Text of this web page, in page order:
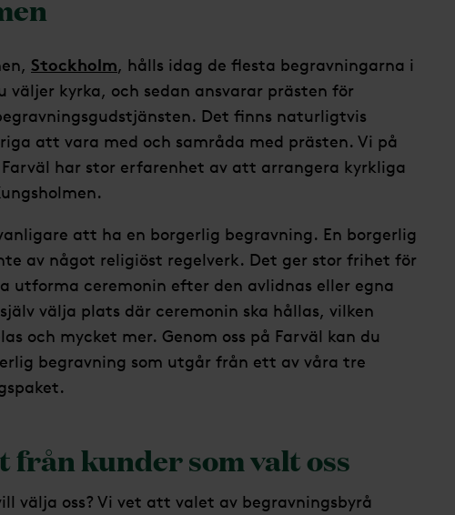
Stockholm, hålls idag de flesta begravningarna i
väljer kyrka, och sedan ansvarar prästen för
Det finns naturligtvis
att vara med och samråda med prästen. Vi på
har stor erfarenhet av att arrangera kyrkliga
att ha en borgerlig begravning. En borgerlig
av något religiöst regelverk. Det ger stor frihet för
utforma ceremonin efter den avlidnas eller egna
välja plats där ceremonin ska hållas, vilken
och mycket mer. Genom oss på Farväl kan du
begravning som utgår från ett av våra tre
från kunder som valt oss
välja oss? Vi vet att valet av begravningsbyrå